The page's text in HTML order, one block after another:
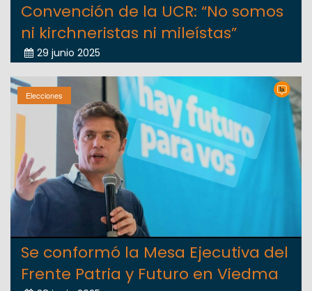
Convención de la UCR: “No somos
ni kirchneristas ni mileístas”
29 junio 2025
Elecciones
Se conformó la Mesa Ejecutiva del
Frente Patria y Futuro en Viedma